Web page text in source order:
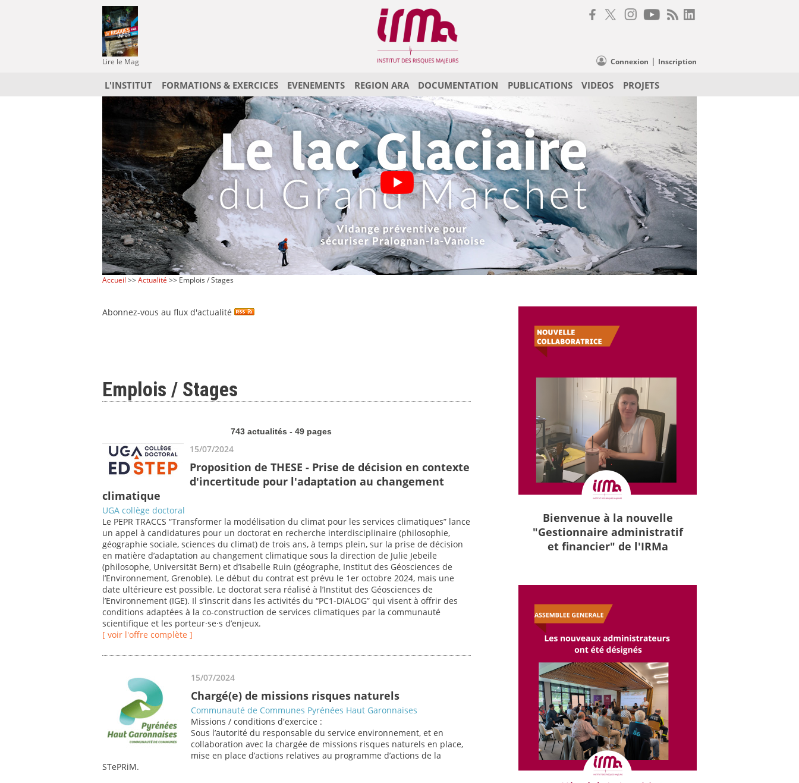
Lire le Mag Connexion | Inscription
L'INSTITUT FORMATIONS & EXERCICES EVENEMENTS REGION ARA DOCUMENTATION PUBLICATIONS VIDEOS PROJETS
Accueil >>Actualité >> Emplois / Stages
Abonnez-vous au flux d'actualité
Emplois / Stages
743 actualités - 49 pages
15/07/2024
Proposition de THESE - Prise de décision en contexte
d'incertitude pour l'adaptation au changement
climatique
UGA collège doctoral
Le PEPR TRACCS “Transformer la modélisation du climat pour les services climatiques” lance
un appel à candidatures pour un doctorat en recherche interdisciplinaire (philosophie,
géographie sociale, sciences du climat) de trois ans, à temps plein, sur la prise de décision
en matière d’adaptation au changement climatique sous la direction de Julie Jebeile
(philosophe, Universität Bern) et d’Isabelle Ruin (géographe, Institut des Géosciences de
l’Environnement, Grenoble). Le début du contrat est prévu le 1er octobre 2024, mais une
date ultérieure est possible. Le doctorat sera réalisé à l’Institut des Géosciences de
l’Environnement (IGE). Il s’inscrit dans les activités du “PC1-DIALOG” qui visent à offrir des
conditions adaptées à la co-construction de services climatiques par la communauté
scientifique et les porteur·se·s d’enjeux.
[ voir l'offre complète ]
15/07/2024
Chargé(e) de missions risques naturels
Communauté de Communes Pyrénées Haut Garonnaises
Missions / conditions d'exercice :
Sous l’autorité du responsable du service environnement, et en
collaboration avec la chargée de missions risques naturels en place,
mise en place d’actions relatives au programme d’actions de la
STePRiM.
Bienvenue à la nouvelle
"Gestionnaire administratif
et financier" de l'IRMa